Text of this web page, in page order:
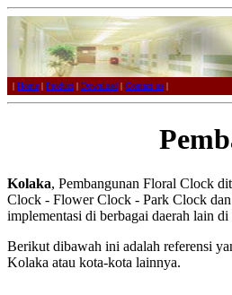
| Home | Product | Download | Contact us |
Kolaka, Pembangunan Floral Clock
Clock - Flower Clock - Park Clock dan
implementasi di berbagai daerah lain
Berikut dibawah ini adalah referensi
Kolaka atau kota-kota lainnya.